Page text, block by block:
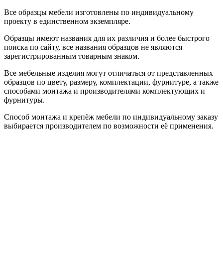
Все образцы мебели изготовлены по индивидуальному
проекту в единственном экземпляре.
Образцы имеют названия для их различия и более быстрого
поиска по сайту, все названия образцов не являются
зарегистрированным товарным знаком.
Все мебельные изделия могут отличаться от представленных
образцов по цвету, размеру, комплектации, фурнитуре, а также
способами монтажа и производителями комплектующих и
фурнитуры.
Способ монтажа и крепёж мебели по индивидуальному заказу
выбирается производителем по возможности её применения.